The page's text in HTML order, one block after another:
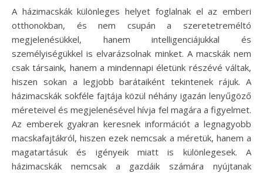
A házimacskák különleges helyet foglalnak el az emberi
otthonokban, és nem csupán a szeretetreméltó
megjelenésükkel, hanem intelligenciájukkal és
személyiségükkel is elvarázsolnak minket. A macskák nem
csak társaink, hanem a mindennapi életünk részévé váltak,
hiszen sokan a legjobb barátaiként tekintenek rájuk. A
házimacskák sokféle fajtája közül néhány igazán lenyűgöző
méreteivel és megjelenésével hívja fel magára a figyelmet.
Az emberek gyakran keresnek információt a legnagyobb
macskafajtákról, hiszen ezek nemcsak a méretük, hanem a
magatartásuk és igényeik miatt is különlegesek. A
házimacskák nemcsak a gazdáik számára nyújtanak